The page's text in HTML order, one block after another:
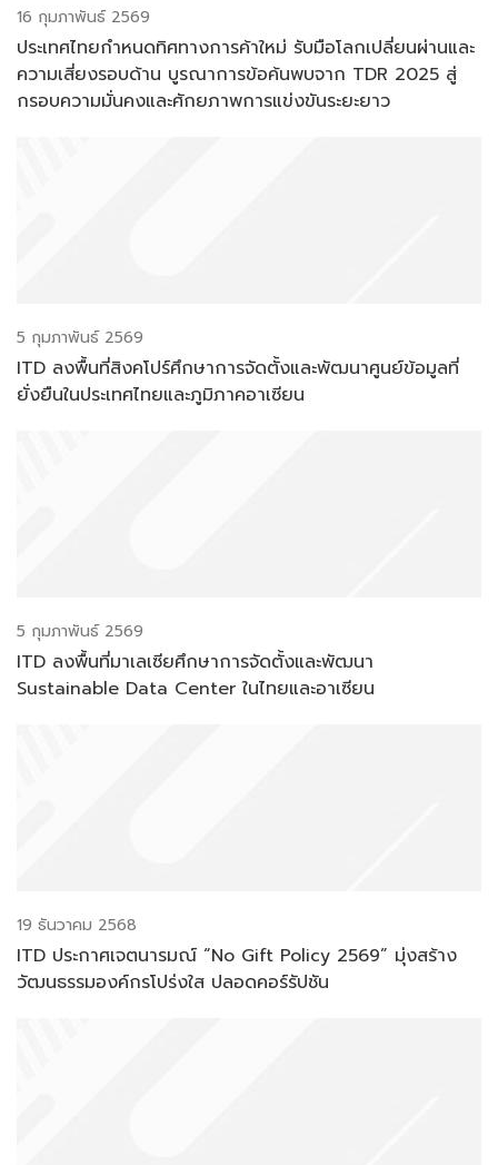
16 กุมภาพันธ์ 2569
ประเทศไทยกำหนดทิศทางการค้าใหม่ รับมือโลกเปลี่ยนผ่านและ
ความเสี่ยงรอบด้าน บูรณาการข้อค้นพบจาก TDR 2025 สู่
กรอบความมั่นคงและศักยภาพการแข่งขันระยะยาว
5 กุมภาพันธ์ 2569
ITD ลงพื้นที่สิงคโปร์ศึกษาการจัดตั้งและพัฒนาศูนย์ข้อมูลที่
ยั่งยืนในประเทศไทยและภูมิภาคอาเซียน
5 กุมภาพันธ์ 2569
ITD ลงพื้นที่มาเลเซียศึกษาการจัดตั้งและพัฒนา
Sustainable Data Center ในไทยและอาเซียน
19 ธันวาคม 2568
ITD ประกาศเจตนารมณ์ “No Gift Policy 2569” มุ่งสร้าง
วัฒนธรรมองค์กรโปร่งใส ปลอดคอร์รัปชัน